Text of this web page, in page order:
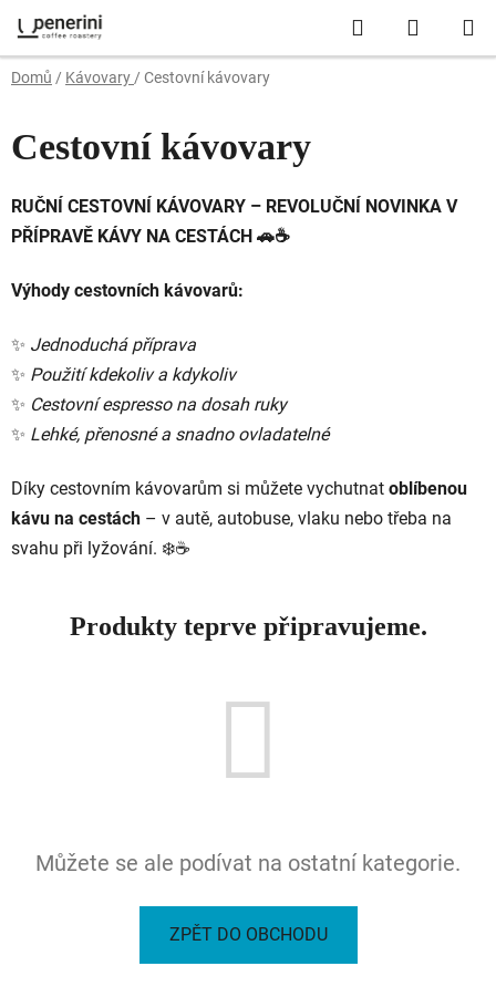
na
obsah
Hledat
KOŠÍK
Domů / Kávovary / Cestovní kávovary
Cestovní kávovary
RUČNÍ CESTOVNÍ KÁVOVARY – REVOLUČNÍ NOVINKA V
PŘÍPRAVĚ KÁVY NA CESTÁCH 🚗☕
Výhody cestovních kávovarů:
✨ Jednoduchá příprava
✨ Použitíkdekoliva kdykoliv
✨ Cestovníespresso na dosah ruky
✨ Lehké, přenosnéa snadno ovladatelné
Díky cestovním kávovarům si můžete vychutnat oblíbenou
kávu na cestách – v autě, autobuse, vlaku nebo třeba na
svahu při lyžování. ❄️☕
Produkty teprve připravujeme.
Můžete se ale podívat na ostatní kategorie.
ZPĚT DO OBCHODU